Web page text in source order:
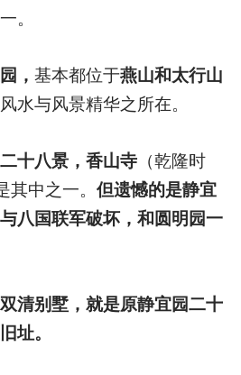
。
， 基本都位于燕山和太行山
水与风景精华之所在。
十八景，香山寺（乾隆时
其中之一。 但遗憾的是静宜
八国联军破坏，和圆明园一
清别墅，就是原静宜园二十
址。